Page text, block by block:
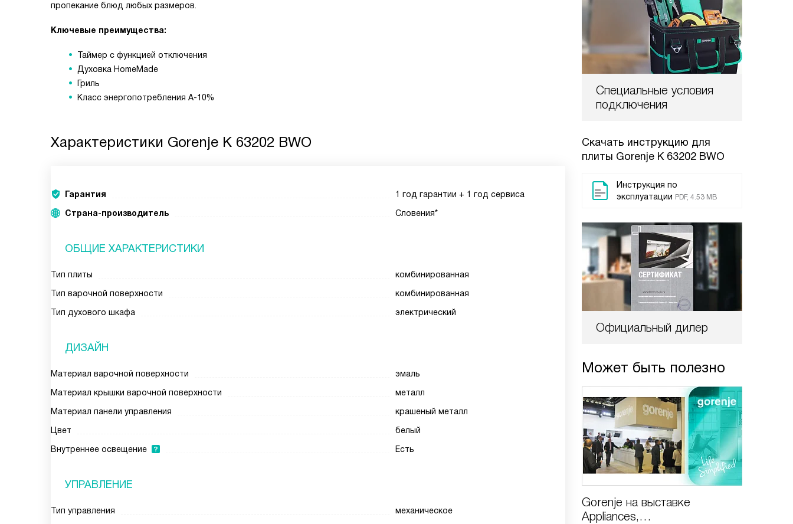
Специальные условия
подключения
Скачать инструкцию для
плиты Gorenje K 63202 BWO
Инструкция по
эксплуатации PDF, 4.53 MB
Официальный дилер
Может быть полезно
Gorenje на выставке
Appliances,
пропекание блюд любых размеров.
Ключевые преимущества:
Таймер с функцией отключения
Духовка HomeMade
Гриль
Класс энергопотребления А-10%
Характеристики Gorenje K 63202 BWO
Гарантия
1 год гарантии + 1 год сервиса
Страна-производитель
Словения*
ОБЩИЕ ХАРАКТЕРИСТИКИ
Тип плиты
комбинированная
Тип варочной поверхности
комбинированная
Тип духового шкафа
электрический
ДИЗАЙН
Материал варочной поверхности
эмаль
Материал крышки варочной поверхности
металл
Материал панели управления
крашеный металл
Цвет
белый
Внутреннее освещение
Есть
УПРАВЛЕНИЕ
Тип управления
механическое